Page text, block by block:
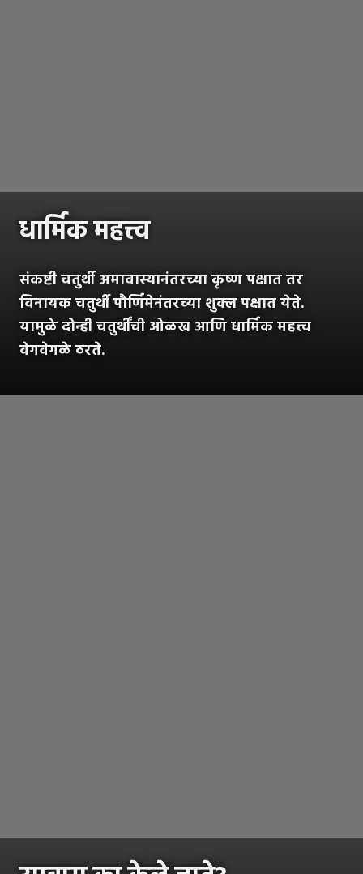
धार्मिक महत्त्व
संकष्टी चतुर्थी अमावास्यानंतरच्या कृष्ण पक्षात तर
विनायक चतुर्थी पौर्णिमेनंतरच्या शुक्ल पक्षात येते.
यामुळे दोन्ही चतुर्थींची ओळख आणि धार्मिक महत्त्व
वेगवेगळे ठरते.